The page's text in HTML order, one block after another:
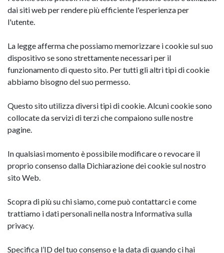
dai siti web per rendere più efficiente l'esperienza per
l'utente.
La legge afferma che possiamo memorizzare i cookie sul suo
dispositivo se sono strettamente necessari per il
funzionamento di questo sito. Per tutti gli altri tipi di cookie
abbiamo bisogno del suo permesso.
Questo sito utilizza diversi tipi di cookie. Alcuni cookie sono
collocate da servizi di terzi che compaiono sulle nostre
pagine.
In qualsiasi momento è possibile modificare o revocare il
proprio consenso dalla Dichiarazione dei cookie sul nostro
sito Web.
Scopra di più su chi siamo, come può contattarci e come
trattiamo i dati personali nella nostra Informativa sulla
privacy.
Specifica l’ID del tuo consenso e la data di quando ci hai